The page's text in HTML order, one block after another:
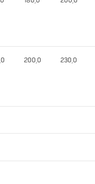
200,0 230,0